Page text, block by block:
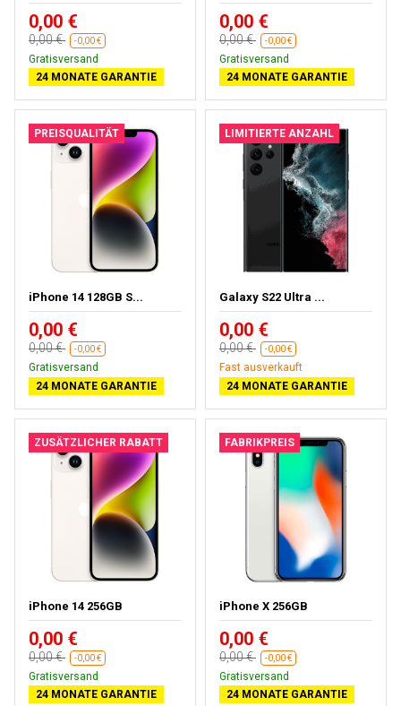
0,00 €
0,00 € -0,00 €
Gratisversand
24 MONATE GARANTIE
0,00 €
0,00 € -0,00 €
Gratisversand
24 MONATE GARANTIE
PREISQUALITÄT
iPhone 14 128GB S...
0,00 €
0,00 € -0,00 €
Gratisversand
24 MONATE GARANTIE
LIMITIERTE ANZAHL
Galaxy S22 Ultra ...
0,00 €
0,00 € -0,00 €
Fast ausverkauft
24 MONATE GARANTIE
ZUSÄTZLICHER RABATT
iPhone 14 256GB
0,00 €
0,00 € -0,00 €
Gratisversand
24 MONATE GARANTIE
FABRIKPREIS
iPhone X 256GB
0,00 €
0,00 € -0,00 €
Gratisversand
24 MONATE GARANTIE